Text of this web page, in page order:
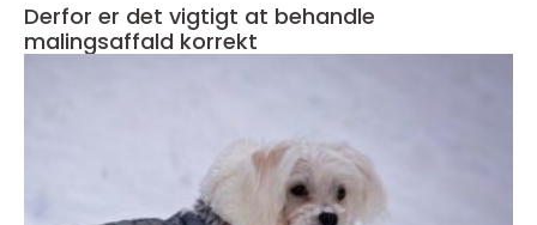
Derfor er det vigtigt at behandle
malingsaffald korrekt